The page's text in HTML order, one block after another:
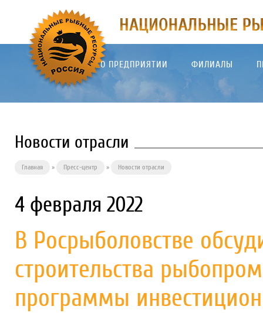
О ПРЕДПРИЯТИИ ФИЛИАЛЫ
Новости отрасли
Главная » Пресс-центр » Новости отрасли
4 февраля 2022
В Росрыболовстве
строительства
программы